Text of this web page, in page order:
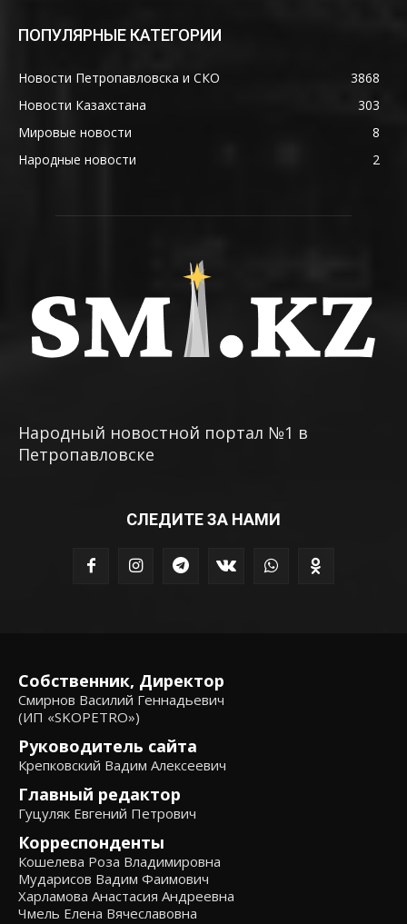
ПОПУЛЯРНЫЕ КАТЕГОРИИ
Новости Петропавловска и СКО
3868
Новости Казахстана
303
Мировые новости
8
Народные новости
2
Народный новостной портал №1 в
Петропавловске
СЛЕДИТЕ ЗА НАМИ
Собственник, Директор
Смирнов Василий Геннадьевич
(ИП «SKOPETRO»)
Руководитель сайта
Крепковский Вадим Алексеевич
Главный редактор
Гуцуляк Евгений Петрович
Корреспонденты
Кошелева Роза Владимировна
Мударисов Вадим Фаимович
Харламова Анастасия Андреевна
Чмель Елена Вячеславовна